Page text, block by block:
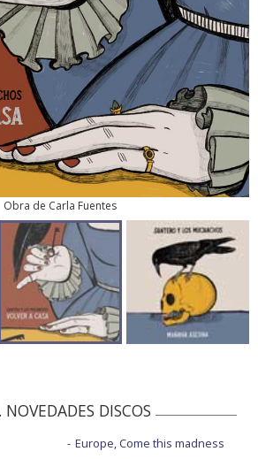
Obra de Carla Fuentes
NOVEDADES DISCOS
Europe, Come this madness